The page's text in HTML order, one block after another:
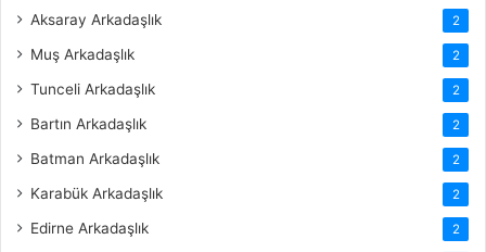
Aksaray Arkadaşlık 2
Muş Arkadaşlık 2
Tunceli Arkadaşlık 2
Bartın Arkadaşlık 2
Batman Arkadaşlık 2
Karabük Arkadaşlık 2
Edirne Arkadaşlık 2